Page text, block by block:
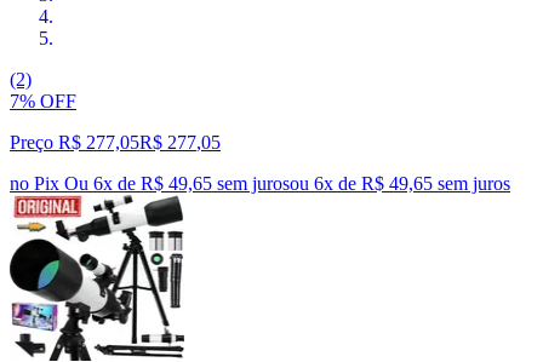
(2)
7% OFF
Preço R$ 277,05R$ 277,05
no Pix Ou 6x de R$ 49,65 sem jurosou 6x de R$ 49,65 sem juros